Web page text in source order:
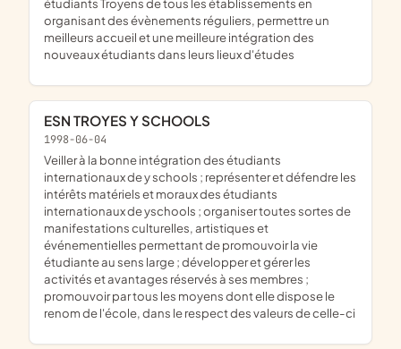
étudiants Troyens de tous les établissements en
organisant des évènements réguliers, permettre un
meilleurs accueil et une meilleure intégration des
nouveaux étudiants dans leurs lieux d'études
ESN TROYES Y SCHOOLS
1998-06-04
veiller à la bonne intégration des étudiants
internationaux de y schools ; représenter et défendre les
intérêts matériels et moraux des étudiants
internationaux de yschools ; organiser toutes sortes de
manifestations culturelles, artistiques et
événementielles permettant de promouvoir la vie
étudiante au sens large ; développer et gérer les
activités et avantages réservés à ses membres ;
promouvoir par tous les moyens dont elle dispose le
renom de l'école, dans le respect des valeurs de celle-ci